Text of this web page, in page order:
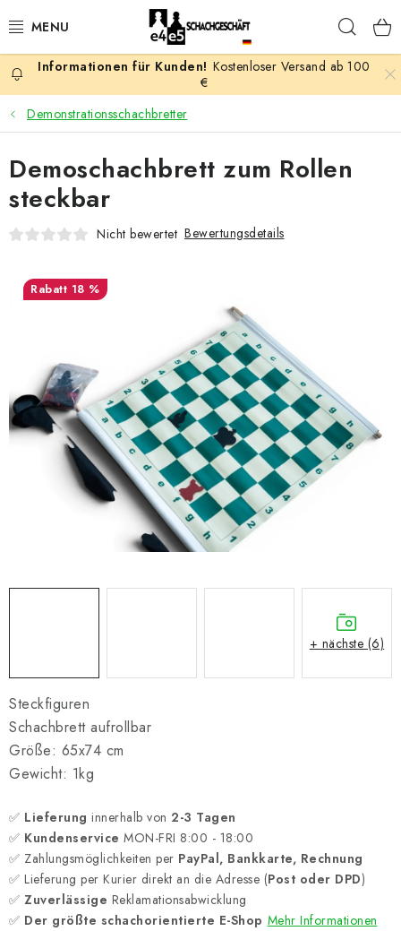
Inhalt
AKTION
SCHACHSPIELE
SCHACHFIGUREN
SCHACH-ANTIQUITÄTENLADEN
SCHACH ONLINE
SCHACH-MERCH
SCHACH GESCHENKE
GESCHÄFTSBEDINGUNGEN
KONTAKT
Kostenloser Versand ab 100
€
Demonstrationsschachbretter
Steckfiguren
Schachbrett aufrollbar
Größe: 65x74 cm
Gewicht: 1kg
✅ Lieferung innerhalb von 2-3 Tagen
✅ Kundenservice MON-FRI 8:00 - 18:00
✅ Zahlungsmöglichkeiten per PayPal, Bankkarte, Rechnung
✅ Lieferung per Kurier direkt an die Adresse (Post oder DPD)
✅ Zuverlässige Reklamationsabwicklung
✅ Der größte schachorientierte E-Shop Mehr Informationen
Demoschachbrett zum Rollen
steckbar
Nicht bewertet Bewertungsdetails
18 %
+ nächste (6)